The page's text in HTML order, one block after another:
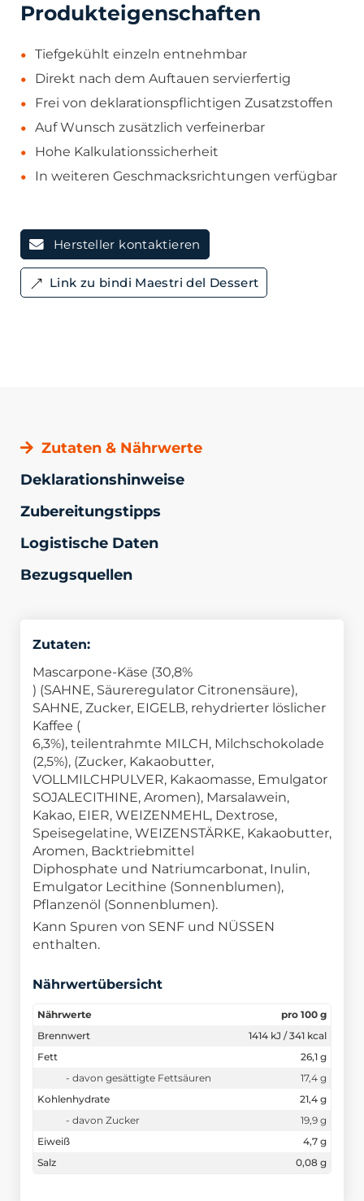
Produkteigenschaften
Tiefgekühlt einzeln entnehmbar
Direkt nach dem Auftauen servierfertig
Frei von deklarationspflichtigen Zusatzstoffen
Auf Wunsch zusätzlich verfeinerbar
Hohe Kalkulationssicherheit
In weiteren Geschmacksrichtungen verfügbar
Hersteller kontaktieren
Link zu bindi Maestri del Dessert
Zutaten & Nährwerte
Deklarationshinweise
Zubereitungstipps
Logistische Daten
Bezugsquellen
Zutaten:
Mascarpone-Käse (30,8%
) (SAHNE, Säureregulator Citronensäure),
SAHNE, Zucker, EIGELB, rehydrierter löslicher
Kaffee (
6,3%), teilentrahmte MILCH, Milchschokolade
(2,5%), (Zucker, Kakaobutter,
VOLLMILCHPULVER, Kakaomasse, Emulgator
SOJALECITHINE, Aromen), Marsalawein,
Kakao, EIER, WEIZENMEHL, Dextrose,
Speisegelatine, WEIZENSTÄRKE, Kakaobutter,
Aromen, Backtriebmittel
Diphosphate und Natriumcarbonat, Inulin,
Emulgator Lecithine (Sonnenblumen),
Pflanzenöl (Sonnenblumen).
Kann Spuren von SENF und NÜSSEN
enthalten.
Nährwertübersicht
Nährwerte
pro 100 g
Brennwert
1414 kJ / 341 kcal
Fett
26,1 g
- davon gesättigte Fettsäuren
17,4 g
Kohlenhydrate
21,4 g
- davon Zucker
19,9 g
Eiweiß
4,7 g
Salz
0,08 g